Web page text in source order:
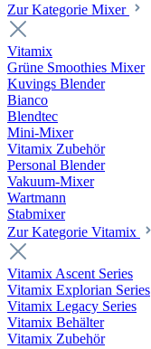
Zur Kategorie Mixer
Vitamix
Grüne Smoothies Mixer
Kuvings Blender
Bianco
Blendtec
Mini-Mixer
Vitamix Zubehör
Personal Blender
Vakuum-Mixer
Wartmann
Stabmixer
Zur Kategorie Vitamix
Vitamix Ascent Series
Vitamix Explorian Series
Vitamix Legacy Series
Vitamix Behälter
Vitamix Zubehör